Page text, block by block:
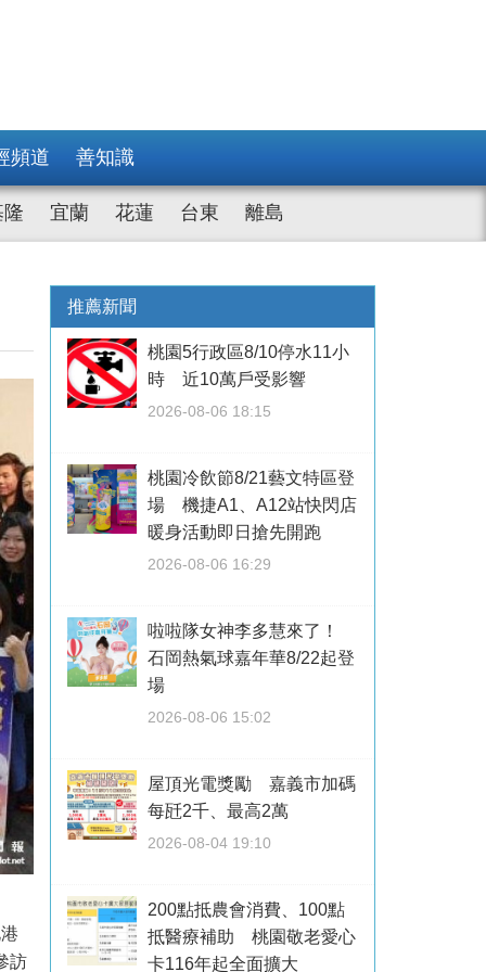
頻道 善知識
隆 宜蘭 花蓮 台東 離島
訪
推薦新聞
桃園5行政區8/10停水11小
時 近10萬戶受影響
2026-08-06 18:15
桃園冷飲節8/21藝文特區登
場 機捷A1、A12站快閃店
暖身活動即日搶先開跑
2026-08-06 16:29
啦啦隊女神李多慧來了！
石岡熱氣球嘉年華8/22起登
場
2026-08-06 15:02
屋頂光電獎勵 嘉義市加碼
每瓩2千、最高2萬
2026-08-04 19:10
200點抵農會消費、100點
抵醫療補助 桃園敬老愛心
卡116年起全面擴大